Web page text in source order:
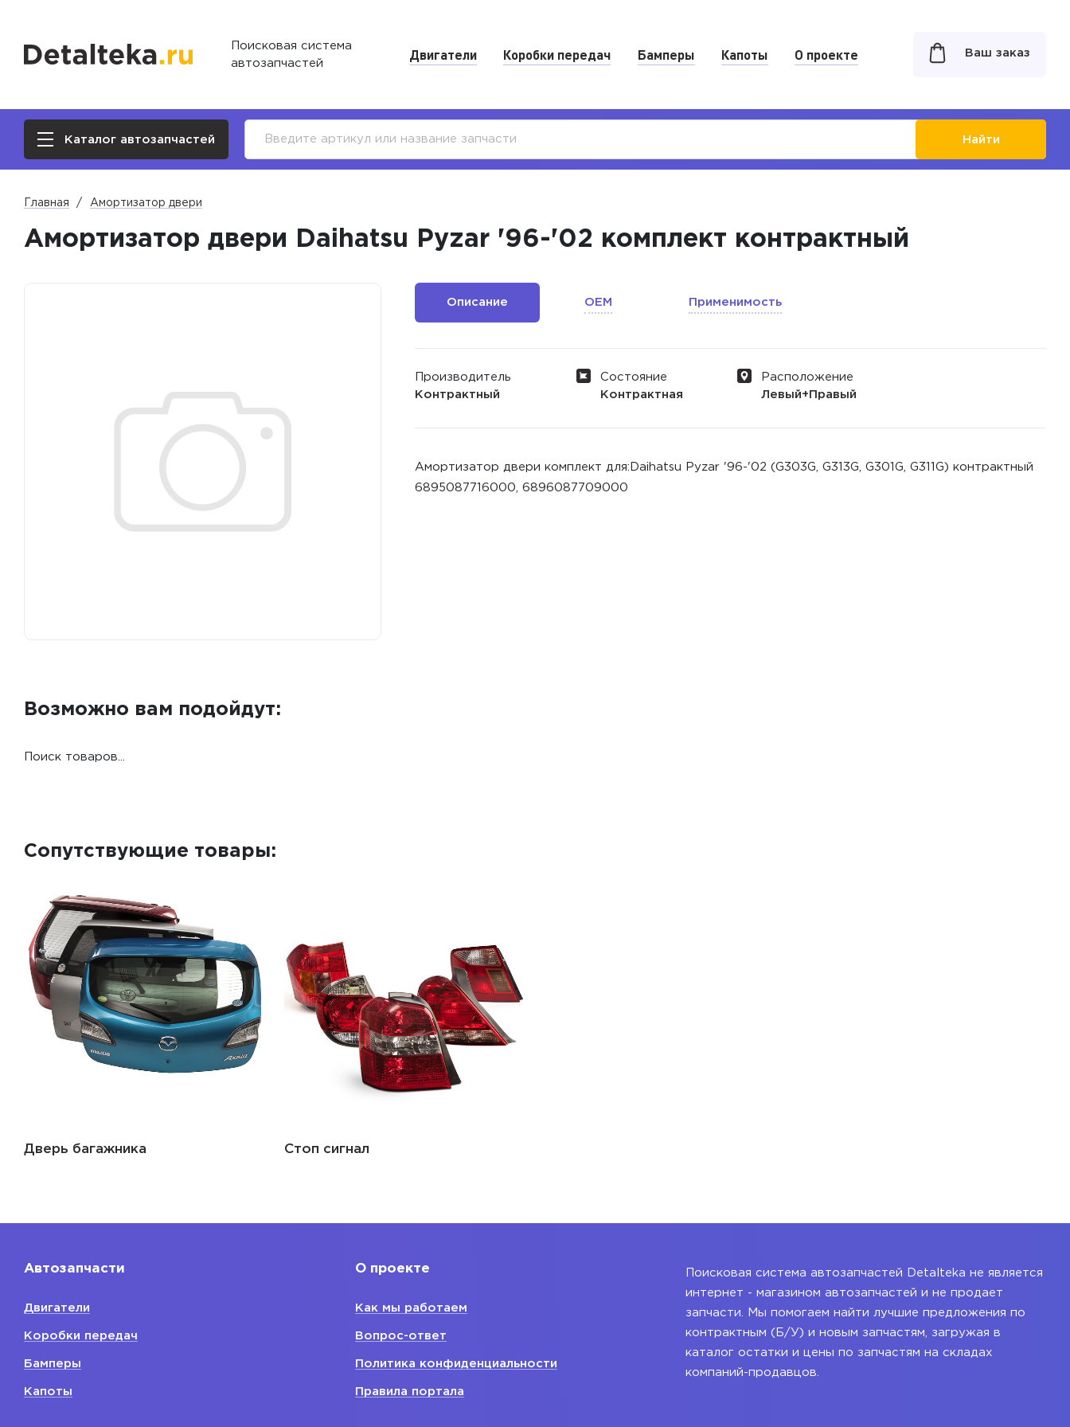
Поисковая система
автозапчастей
Двигатели Коробки передач Бамперы Капоты О проекте Ваш заказ
Каталог автозапчастей Найти
Главная Амортизатор двери
Амортизатор двери Daihatsu Pyzar '96-'02 комплект контрактный
Описание OEM Применимость
Производитель
Контрактный
Состояние
Контрактная
Расположение
Левый+Правый
Амортизатор двери комплект для:Daihatsu Pyzar '96-'02 (G303G, G313G, G301G, G311G) контрактный
6895087716000, 6896087709000
Возможно вам подойдут:
Поиск товаров...
Сопутствующие товары:
Дверь багажника Стоп сигнал
Автозапчасти
Двигатели
Коробки передач
Бамперы
Капоты
О проекте
Как мы работаем
Вопрос-ответ
Политика конфиденциальности
Правила портала
Поисковая система автозапчастей Detalteka не является
интернет - магазином автозапчастей и не продает
запчасти. Мы помогаем найти лучшие предложения по
контрактным (Б/У) и новым запчастям, загружая в
каталог остатки и цены по запчастям на складах
компаний-продавцов.